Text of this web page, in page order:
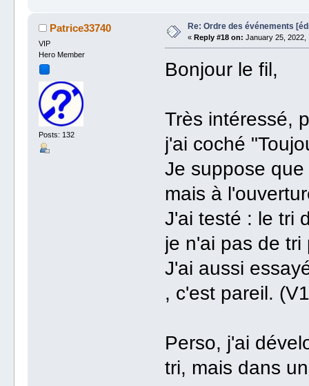
Patrice33740
VIP
Hero Member
Posts: 132
Re: Ordre des événements
« Reply #18 on: January 25, 2022,
Bonjour le fil,
Très intéressé,
j'ai coché
Je suppose
mais à
J'ai testé : le tri
je n'ai pas de
J'ai aussi
, c'est pareil.
Perso, j'ai
tri, mais dans